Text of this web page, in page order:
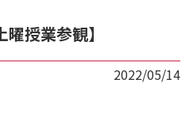
授業参観】
2022/05/14